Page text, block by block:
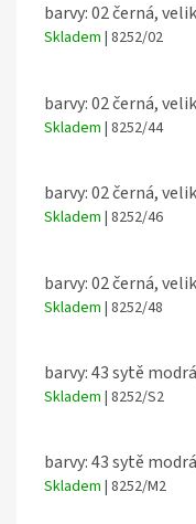
barvy: 02 černá,
Skladem | 8252/02
barvy: 02 černá,
Skladem | 8252/44
barvy: 02 černá,
Skladem | 8252/46
barvy: 02 černá,
Skladem | 8252/48
barvy: 43 sytě
Skladem | 8252/S2
barvy: 43 sytě
Skladem | 8252/M2